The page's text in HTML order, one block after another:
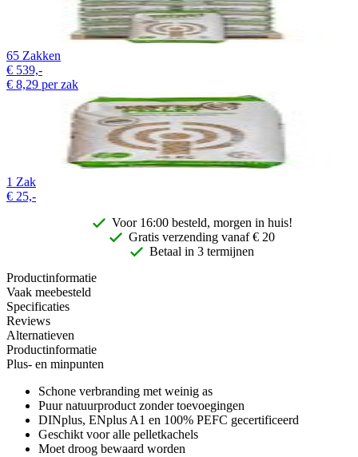
65 Zakken
€ 539,-
€ 8,29 per zak
1 Zak
€ 25,-
Voor 16:00 besteld, morgen in huis!
Gratis verzending vanaf € 20
Betaal in 3 termijnen
Productinformatie
Vaak meebesteld
Specificaties
Reviews
Alternatieven
Productinformatie
Plus- en minpunten
Schone verbranding met weinig as
Puur natuurproduct zonder toevoegingen
DINplus, ENplus A1 en 100% PEFC gecertificeerd
Geschikt voor alle pelletkachels
Moet droog bewaard worden